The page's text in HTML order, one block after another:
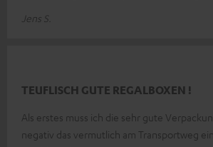
Jens S.
TEUFLISCH GUTE REGALBOXEN !
Als erstes muss ich die sehr gute
negativ das vermutlich am Transportweg